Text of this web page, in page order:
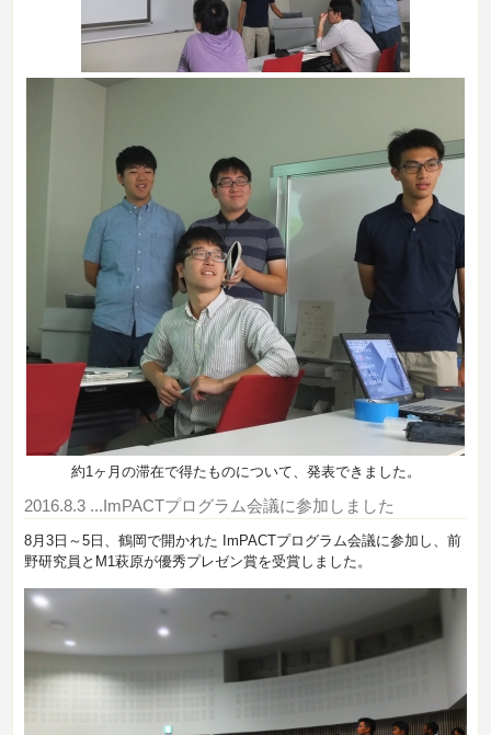
約1ヶ月の滞在で得たものについて、発表できました。
2016.8.3 ...ImPACTプログラム会議に参加しました
8月3日～5日、鶴岡で開かれた ImPACTプログラム会議に参加し、前
野研究員とM1萩原が優秀プレゼン賞を受賞しました。